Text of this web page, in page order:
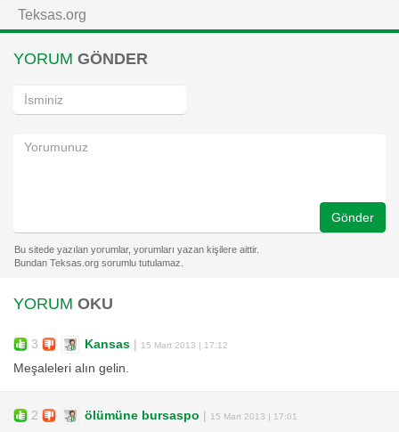
Teksas.org
YORUM GÖNDER
Gönder
YORUM OKU
3 Kansas 15 Mart 2013 | 17:12
Meşaleleri alın gelin.
2 ölümüne bursaspo 15 Mart 2013 | 17:01